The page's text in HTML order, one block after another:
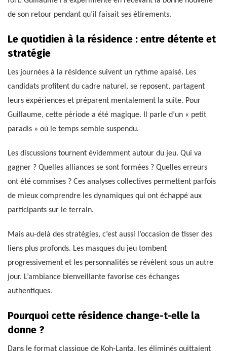
de son retour pendant qu’il faisait ses étirements.
Le quotidien à la résidence : entre détente et
stratégie
Les journées à la résidence suivent un rythme apaisé. Les
candidats profitent du cadre naturel, se reposent, partagent
leurs expériences et préparent mentalement la suite. Pour
Guillaume, cette période a été magique. Il parle d’un « petit
paradis » où le temps semble suspendu.
Les discussions tournent évidemment autour du jeu. Qui va
gagner ? Quelles alliances se sont formées ? Quelles erreurs
ont été commises ? Ces analyses collectives permettent parfois
de mieux comprendre les dynamiques qui ont échappé aux
participants sur le terrain.
Mais au-delà des stratégies, c’est aussi l’occasion de tisser des
liens plus profonds. Les masques du jeu tombent
progressivement et les personnalités se révèlent sous un autre
jour. L’ambiance bienveillante favorise ces échanges
authentiques.
Pourquoi cette résidence change-t-elle la
donne ?
Dans le format classique de Koh-Lanta, les éliminés quittaient